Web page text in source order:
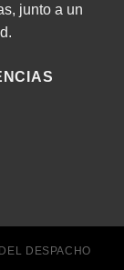
junto a un
DESPACHO